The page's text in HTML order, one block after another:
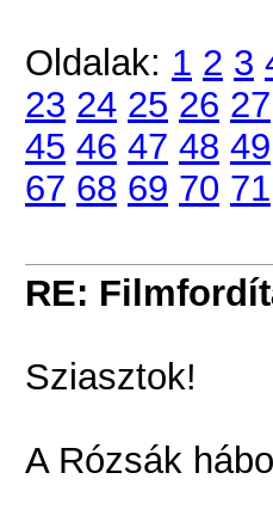
Oldalak: 1 2 3
23 24 25 26 27
45 46 47 48 49
67 68 69 70 71
RE:
Sziasztok!
A Rózsák